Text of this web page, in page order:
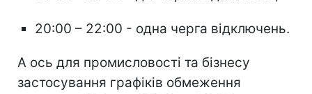
20:00 – 22:00 - одна черга відключень.
А ось для промисловості та бізнесу
застосування графіків обмеження